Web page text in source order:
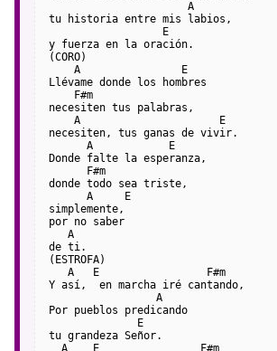
                      A
tu historia entre mis labios,
                  E
y fuerza en la oración.
(CORO)
    A                E
Llévame donde los hombres
    F#m
necesiten tus palabras,
    A                      E
necesiten, tus ganas de vivir.
      A            E
Donde falte la esperanza,
      F#m
donde todo sea triste,
      A     E
simplemente,
por no saber
   A
de ti.
(ESTROFA)
   A   E                 F#m
Y así,  en marcha iré cantando,
                 A
Por pueblos predicando
              E
tu grandeza Señor.
  A    E                F#m